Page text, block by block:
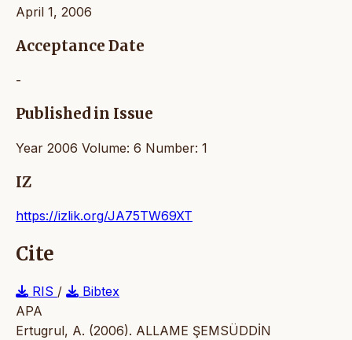
April 1, 2006
Acceptance Date
-
Published in Issue
Year 2006 Volume: 6 Number: 1
IZ
https://izlik.org/JA75TW69XT
Cite
RIS /
Bibtex
APA
Ertugrul, A. (2006). ALLAME ŞEMSÜDDİN